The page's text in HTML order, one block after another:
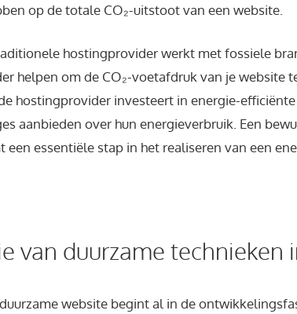
op de totale CO₂-uitstoot van een website.
hostingprovider werkt met fossiele
helpen om de CO₂-voetafdruk van je website
hostingprovider investeert in energie-
aanbieden over hun energieverbruik. Een
essentiële stap in het realiseren van een
van duurzame technieken
website begint al in de